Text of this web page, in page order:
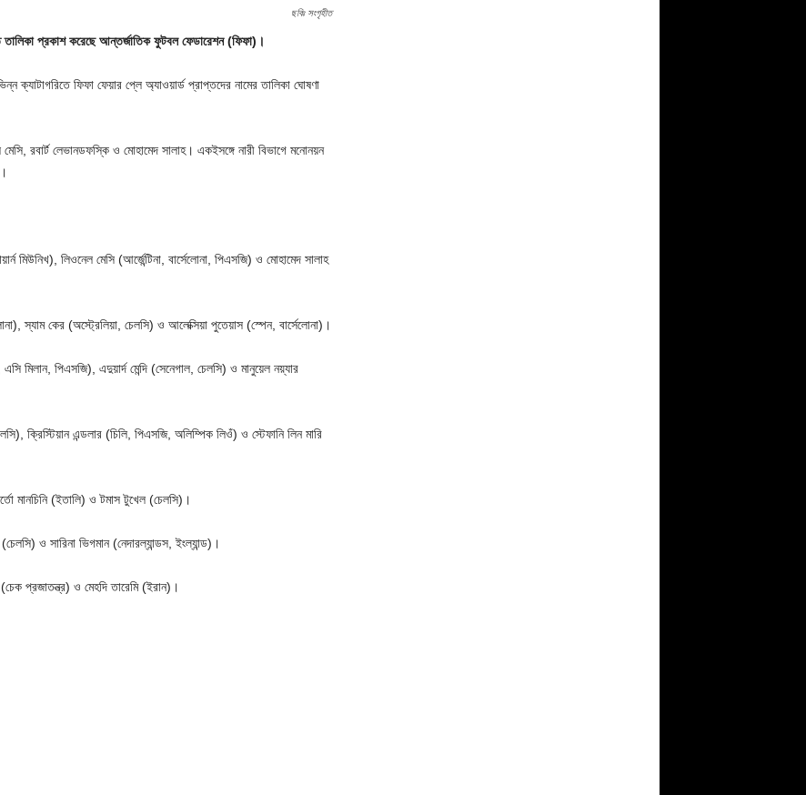
ছবিঃ সংগৃহীত
প্রকাশ করেছে আন্তর্জাতিক ফুটবল ফেডারেশন (ফিফা)।
ক্যাটাগরিতে ফিফা ফেয়ার প্লে অ্যাওয়ার্ড প্রাপ্তদের নামের তালিকা ঘোষণা
রবার্ট লেভানডফস্কি ও মোহামেদ সালাহ। একইসঙ্গে নারী বিভাগে মনোনয়ন
মিউনিখ), লিওনেল মেসি (আর্জেন্টিনা, বার্সেলোনা, পিএসজি) ও মোহামেদ সালাহ
স্যাম কের (অস্ট্রেলিয়া, চেলসি) ও আলেক্সিয়া পুতেয়াস (স্পেন, বার্সেলোনা)।
মিলান, পিএসজি), এদুয়ার্দ মেন্দি (সেনেগাল, চেলসি) ও মানুয়েল নয়্যার
ক্রিস্টিয়ান এন্ডলার (চিলি, পিএসজি, অলিম্পিক লিওঁ) ও স্টেফানি লিন মারি
মানচিনি (ইতালি) ও টমাস টুখেল (চেলসি)।
ও সারিনা ভিগমান (নেদারল্যান্ডস, ইংল্যান্ড)।
প্রজাতন্ত্র) ও মেহদি তারেমি (ইরান)।